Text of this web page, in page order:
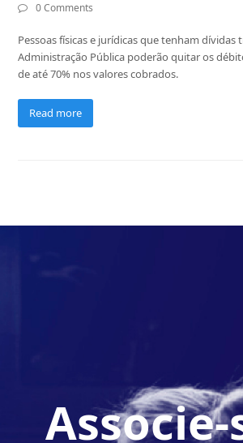
0 Comments
Pessoas físicas e jurídicas que tenham dívidas
Administração Pública poderão quitar os
de até 70% nos valores cobrados.
Read more
Associe-